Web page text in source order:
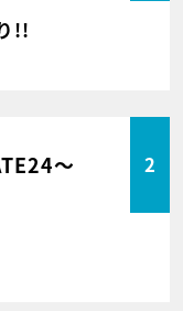
!!
～ 2